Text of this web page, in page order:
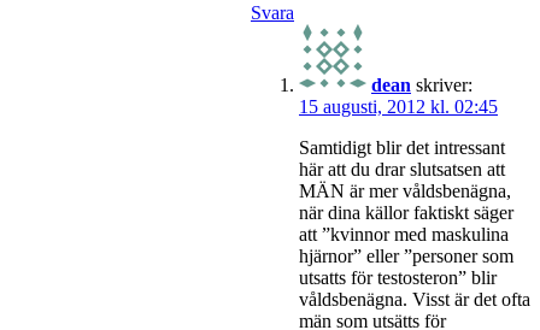
Svara
dean skriver:
15 augusti, 2012 kl. 02:45
Samtidigt blir det intressant
här att du drar slutsatsen att
MÄN är mer våldsbenägna,
när dina källor faktiskt säger
att ”kvinnor med maskulina
hjärnor” eller ”personer som
utsatts för testosteron” blir
våldsbenägna. Visst är det ofta
män som utsätts för